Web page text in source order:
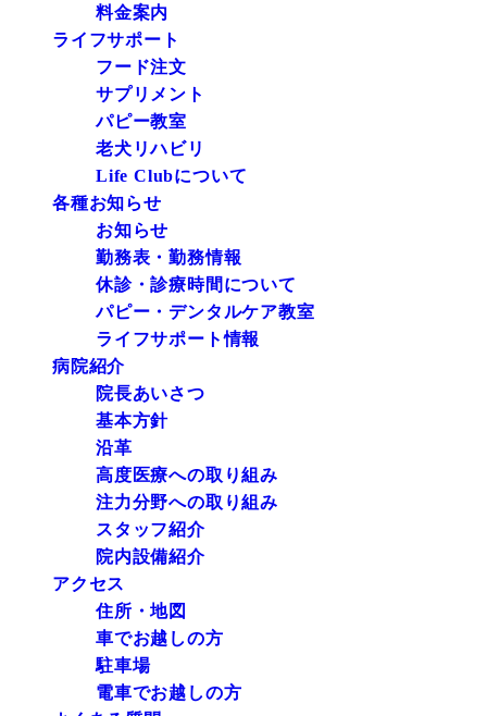
料金案内
ライフサポート
フード注文
サプリメント
パピー教室
老犬リハビリ
Life Clubについて
各種お知らせ
お知らせ
勤務表・勤務情報
休診・診療時間について
パピー・デンタルケア教室
ライフサポート情報
病院紹介
院長あいさつ
基本方針
沿革
高度医療への取り組み
注力分野への取り組み
スタッフ紹介
院内設備紹介
アクセス
住所・地図
車でお越しの方
駐車場
電車でお越しの方